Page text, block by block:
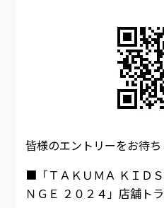
皆様のエントリーをお待ち
■「ＴＡＫＵＭＡ ＫＩＤ
ＮＧＥ ２０２４」店舗ト